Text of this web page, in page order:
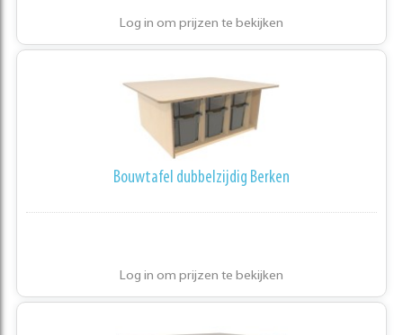
Log in om prijzen te bekijken
Bouwtafel dubbelzijdig Berken
Log in om prijzen te bekijken